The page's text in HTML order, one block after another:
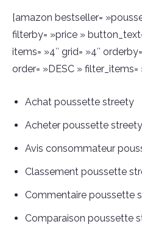
[amazon bestseller=
filterby= »price »
items= »4″ grid= »4″
order= »DESC » filter_items=
Achat poussette streety
Acheter poussette streety
Avis consommateur
Classement poussette
Commentaire poussette
Comparaison poussette